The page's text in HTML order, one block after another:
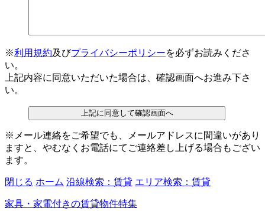
※利用規約及びプライバシーポリシーを必ずお読みくださ
い。
上記内容に同意いただいた場合は、確認画面へお進み下さ
い。
上記に同意して確認画面へ
※メール連絡をご希望でも、メールアドレスに間違いがあり
ますと、やむなくお電話にてご連絡差し上げる場合もござい
ます。
閉じる ホーム 沿線検索：賃貸 エリア検索：賃貸
家具・家電付きの賃貸物件特集